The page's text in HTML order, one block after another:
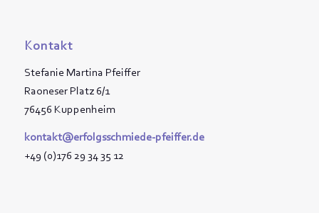
Kontakt
Stefanie Martina Pfeiffer
Raoneser Platz 6/1
76456 Kuppenheim
kontakt@erfolgsschmiede-pfeiffer.de
+49 (0)176 29 34 35 12